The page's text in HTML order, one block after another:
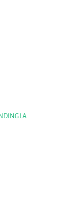
Mazuria
LA